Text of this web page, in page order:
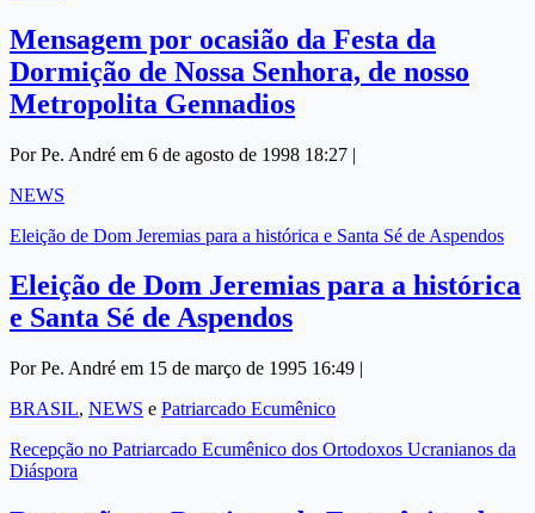
Mensagem por ocasião da Festa da
Dormição de Nossa Senhora, de nosso
Metropolita Gennadios
Por Pe. André em 6 de agosto de 1998 18:27 |
NEWS
Eleição de Dom Jeremias para a histórica e Santa Sé de Aspendos
Eleição de Dom Jeremias para a histórica
e Santa Sé de Aspendos
Por Pe. André em 15 de março de 1995 16:49 |
BRASIL, NEWS e Patriarcado Ecumênico
Recepção no Patriarcado Ecumênico dos Ortodoxos Ucranianos da
Diáspora